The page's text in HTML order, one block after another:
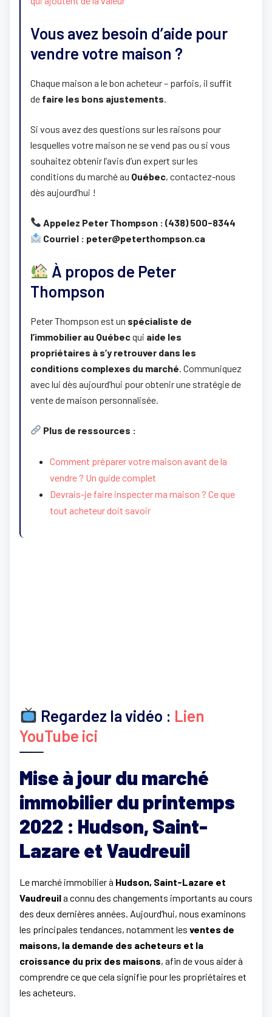
Vous avez besoin d’aide pour
vendre votre maison ?
Chaque maison a le bon acheteur – parfois, il suffit
de faire les bons ajustements
Si vous avez des questions sur les raisons pour
lesquelles votre maison ne se vend pas ou si vous
souhaitez obtenir l’avis d’un expert sur les
conditions du marché au Québec, contactez-nous
dès aujourd’hui !
Appelez Peter Thompson : (438) 500-8344
Courriel : peter@peterthompson.ca
À propos de Peter
Thompson
Peter Thompson est un spécialiste de
l’immobilier au Québecqui aide les
propriétaires à s’y retrouver dans les
conditions complexes du marché . Communiquez
avec lui dès aujourd’hui pour obtenir une stratégie de
vente de maison personnalisée.
Plus de ressources :
Comment préparer votre maison avant de la
vendre ? Un guide complet
Devrais-je faire inspecter ma maison ? Ce que
tout acheteur doit savoir
Regardez la vidéo : Lien
YouTube ici
Mise à jour du marché
immobilier du printemps
2022 : Hudson, Saint-
Lazare et Vaudreuil
Le marché immobilier à Hudson, Saint-Lazare et
Vaudreuila connu des changements importants au cours
des deux dernières années. Aujourd’hui, nous examinons
les principales tendances, notamment les ventes de
maisons, la demande des acheteurs et la
croissance du prix des maisons, afin de vous aider à
comprendre ce que cela signifie pour les propriétaires et
les acheteurs.